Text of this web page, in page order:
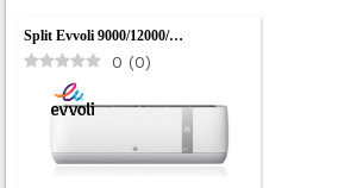
Split Evvoli 9000/12000/…
0 (0)